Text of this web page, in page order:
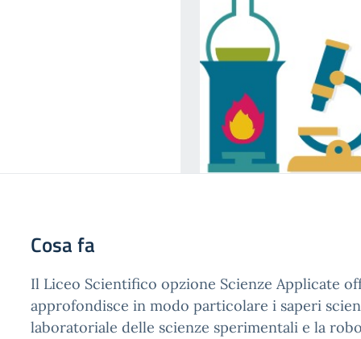
Cosa fa
Il Liceo Scientifico opzione Scienze Applicate
approfondisce in modo particolare i saperi
laboratoriale delle scienze sperimentali e la